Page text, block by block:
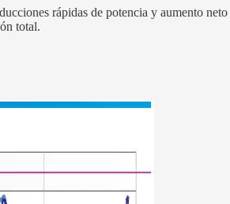
rápidas de potencia y aumento
total.